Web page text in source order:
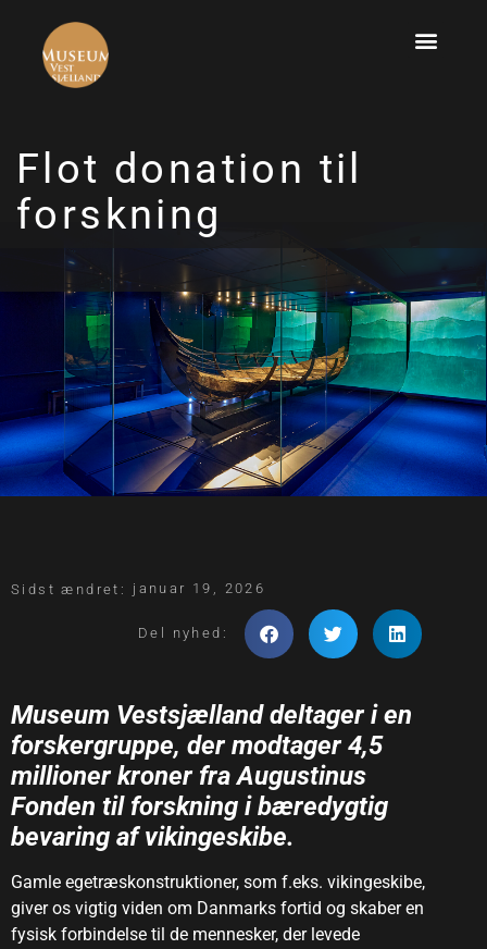
Flot donation til
forskning
Sidst ændret: januar 19, 2026
Del nyhed:
Museum Vestsjælland deltager i en
forskergruppe, der modtager 4,5
millioner kroner fra Augustinus
Fonden til forskning i bæredygtig
bevaring af vikingeskibe.
Gamle egetræskonstruktioner, som f.eks. vikingeskibe,
giver os vigtig viden om Danmarks fortid og skaber en
fysisk forbindelse til de mennesker, der levede